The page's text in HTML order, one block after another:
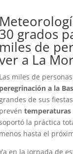
30 grados
miles de
a La
Las miles de
peregrinación a la
de sus
prevén temperaturas
la práctica
menos hasta el
en la jornada de